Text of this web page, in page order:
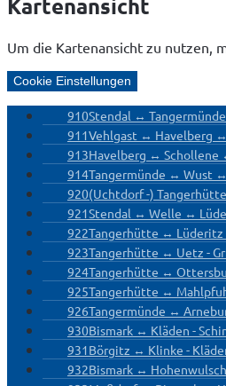
Kartenansicht
Um die Kartenansicht zu nutzen,
Cookie Einstellungen
910Stendal ↔
911Vehlgast ↔ Havelberg
913Havelberg ↔ Schollene
914Tangermünde ↔ Wust
920(Uchtdorf -)
921Stendal ↔ Welle ↔
922Tangerhütte ↔ Lüderitz
923Tangerhütte ↔ Uetz -
924Tangerhütte ↔
925Tangerhütte ↔
926Tangermünde ↔
930Bismark ↔ Kläden -
931Börgitz ↔ Klinke -
932Bismark ↔